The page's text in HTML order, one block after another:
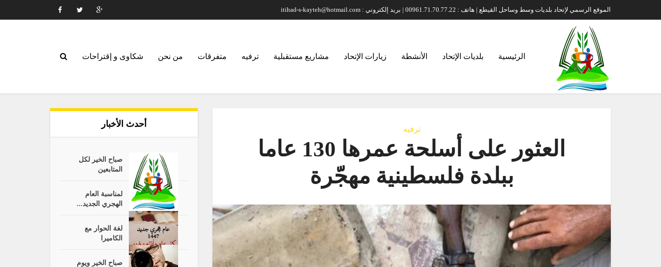
الموقع الرسمي لإتحاد بلديات وسط وساحل القيطع | هاتف : 00961.71.70.77.22 | بريد إلكتروني : itihad-s-kayteh@hotmail.com
الرئيسية بلديات الإتحاد الأنشطة زيارات الإتحاد مشاريع مستقبلية ترفيه متفرقات من نحن شكاوى و إقتراحات
أحدث الأخبار
صباح الخير لكل
المتابعين
لمناسبة العام
الهجري الجديد...
لغة الحوار مع
الكاميرا
صباح الخير ويوم
ترفيه
العثور على أسلحة عمرها 130 عاما
ببلدة فلسطينية مهجّرة